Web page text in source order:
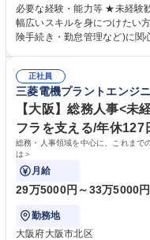
営を支えるゼネラリストをめざせます。 ・初期業務：
計算、社会保険対応、福利厚
します。ご経験に応じて、休
幅広く経験を積みたい意欲がある方に
務・人事】未経験歓迎/日立グ
指す
必要な経験・能力等 ★未経験
幅広いスキルを身につけたい方におすすめ！ ■労
険手続き・勤怠管理など)に
のご経験 ■労務管理（給与計
■衛生管理者の資格をお持ちの方 学歴・資格 学歴：大学院 大学 高
専修学校 高校 語学力： 資格：
正社員
三菱電機プラントエンジ
【大阪】総務人事<未
フラを支える/年休127
総務・人事領域を中心に、これまで
は＞
月給
29万5000円～33万5000円
勤務地
大阪府大阪市北区